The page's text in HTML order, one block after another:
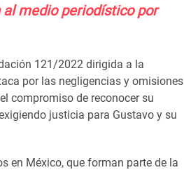
medio periodístico por
121/2022 dirigida a la
por las negligencias y omisiones
compromiso de reconocer su
justicia para Gustavo y su
en México, que forman parte de la